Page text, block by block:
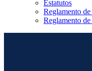
Estatutos
Reglamento
Reglamento